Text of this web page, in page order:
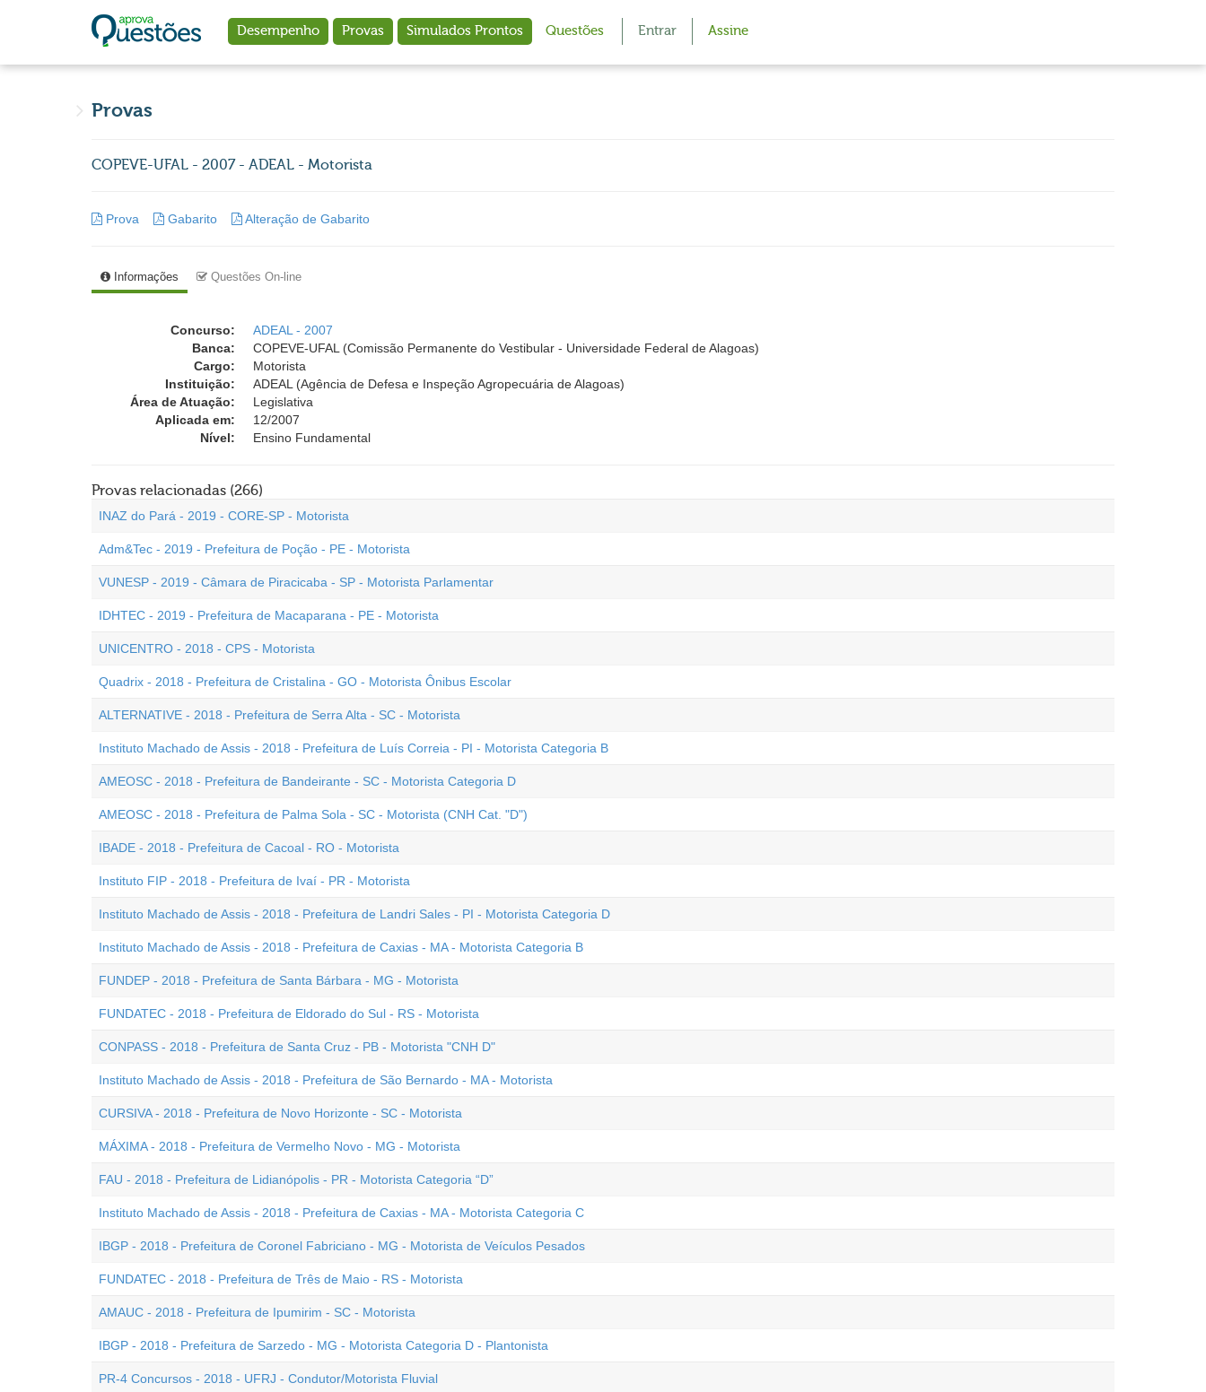
Desempenho Provas Simulados Prontos Questões Entrar Assine
Provas
COPEVE-UFAL - 2007 - ADEAL - Motorista
Prova Gabarito Alteração de Gabarito
Informações Questões On-line
Concurso:
ADEAL - 2007
Banca:
COPEVE-UFAL (Comissão Permanente do Vestibular - Universidade Federal de Alagoas)
Cargo:
Motorista
Instituição:
ADEAL (Agência de Defesa e Inspeção Agropecuária de Alagoas)
Área de Atuação:
Legislativa
Aplicada em:
12/2007
Nível:
Ensino Fundamental
Provas relacionadas (266)
INAZ do Pará - 2019 - CORE-SP - Motorista
Adm&Tec - 2019 - Prefeitura de Poção - PE - Motorista
VUNESP - 2019 - Câmara de Piracicaba - SP - Motorista Parlamentar
IDHTEC - 2019 - Prefeitura de Macaparana - PE - Motorista
UNICENTRO - 2018 - CPS - Motorista
Quadrix - 2018 - Prefeitura de Cristalina - GO - Motorista Ônibus Escolar
ALTERNATIVE - 2018 - Prefeitura de Serra Alta - SC - Motorista
Instituto Machado de Assis - 2018 - Prefeitura de Luís Correia - PI - Motorista Categoria B
AMEOSC - 2018 - Prefeitura de Bandeirante - SC - Motorista Categoria D
AMEOSC - 2018 - Prefeitura de Palma Sola - SC - Motorista (CNH Cat. "D")
IBADE - 2018 - Prefeitura de Cacoal - RO - Motorista
Instituto FIP - 2018 - Prefeitura de Ivaí - PR - Motorista
Instituto Machado de Assis - 2018 - Prefeitura de Landri Sales - PI - Motorista Categoria D
Instituto Machado de Assis - 2018 - Prefeitura de Caxias - MA - Motorista Categoria B
FUNDEP - 2018 - Prefeitura de Santa Bárbara - MG - Motorista
FUNDATEC - 2018 - Prefeitura de Eldorado do Sul - RS - Motorista
CONPASS - 2018 - Prefeitura de Santa Cruz - PB - Motorista "CNH D"
Instituto Machado de Assis - 2018 - Prefeitura de São Bernardo - MA - Motorista
CURSIVA - 2018 - Prefeitura de Novo Horizonte - SC - Motorista
MÁXIMA - 2018 - Prefeitura de Vermelho Novo - MG - Motorista
FAU - 2018 - Prefeitura de Lidianópolis - PR - Motorista Categoria “D”
Instituto Machado de Assis - 2018 - Prefeitura de Caxias - MA - Motorista Categoria C
IBGP - 2018 - Prefeitura de Coronel Fabriciano - MG - Motorista de Veículos Pesados
FUNDATEC - 2018 - Prefeitura de Três de Maio - RS - Motorista
AMAUC - 2018 - Prefeitura de Ipumirim - SC - Motorista
IBGP - 2018 - Prefeitura de Sarzedo - MG - Motorista Categoria D - Plantonista
PR-4 Concursos - 2018 - UFRJ - Condutor/Motorista Fluvial